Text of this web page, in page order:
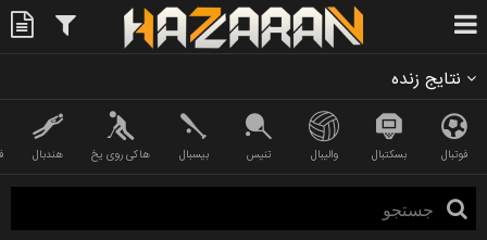
نتایج زنده
فوتبال بسکتبال والیبال تنیس بیسبال هاکی روی یخ هندبال